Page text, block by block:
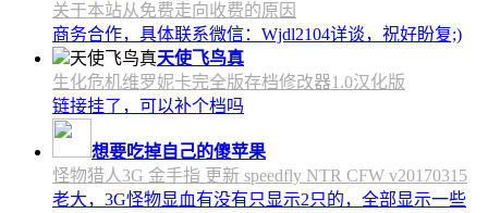
关于本站从免费走向收费的原因
商务合作，具体联系微信：Wjdl2104详谈，祝好盼复;)
天使飞鸟真
生化危机维罗妮卡完全版存档修改器1.0汉化版
链接挂了，可以补个档吗
想要吃掉自己的傻苹果
怪物猎人3G 金手指 更新 speedfly NTR CFW v20170315
老大，3G怪物显血有没有只显示2只的，全部显示一些